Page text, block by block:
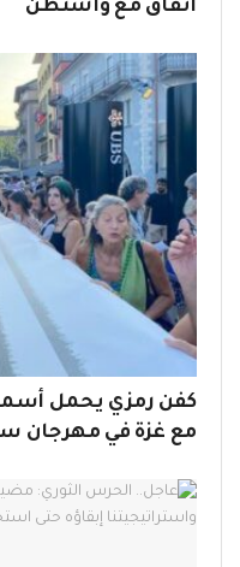
اتفاق مع واشنطن
مع غزة في مهرجان